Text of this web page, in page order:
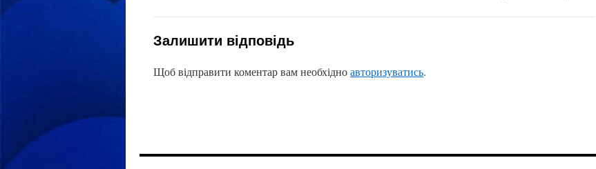
Залишити відповідь
Щоб відправити коментар вам необхідноавторизуватись.